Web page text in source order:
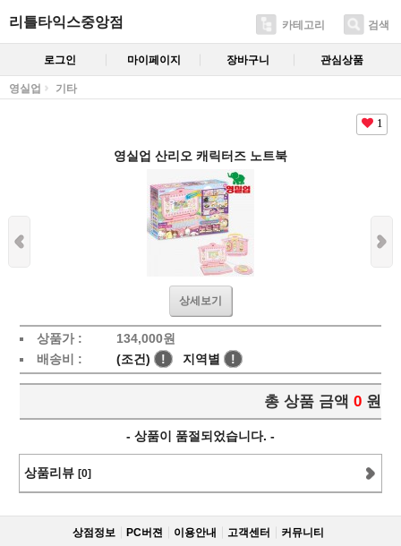
리틀타익스중앙점 카테고리 검색
로그인 마이페이지 장바구니 관심상품
영실업 기타
1
영실업 산리오 캐릭터즈 노트북
상세보기
상품가 : 134,000원
배송비 :
(조건) ! 지역별 !
총 상품 금액 0 원
- 상품이 품절되었습니다. -
상품리뷰 [0]
상점정보 PC버젼 이용안내 고객센터 커뮤니티